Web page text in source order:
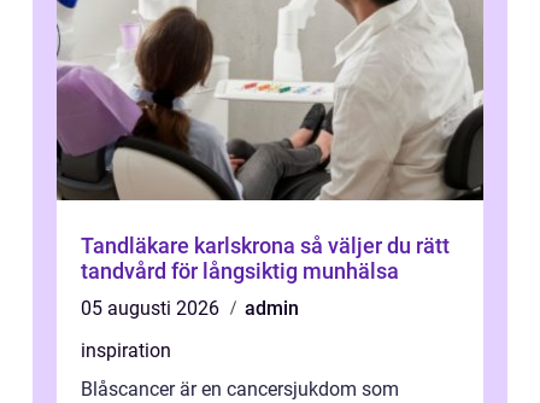
Tandläkare karlskrona så väljer du rätt
tandvård för långsiktig munhälsa
05 augusti 2026
admin
inspiration
Blåscancer är en cancersjukdom som